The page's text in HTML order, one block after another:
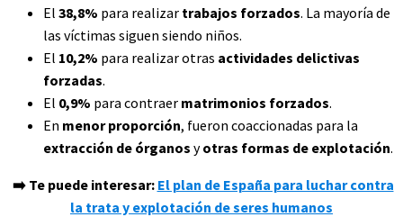
El 38,8% para realizar trabajos forzados. La mayoría de
las víctimas siguen siendo niños.
El 10,2% para realizar otras actividades delictivas
forzadas.
El 0,9% para contraer matrimonios forzados.
En menor proporción, fueron coaccionadas para la
extracción de órganos yotras formas de explotación.
➡️ Te puede interesar: El plan de España para luchar contra
la trata y explotación de seres humanos